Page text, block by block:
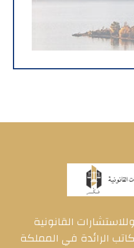
القانونية
الرائدة في المملكة